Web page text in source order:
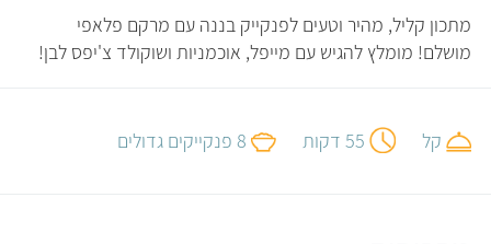
מתכון קליל, מהיר וטעים לפנקייק בננה עם מרקם פלאפי
מושלם! מומלץ להגיש עם מייפל, אוכמניות ושוקולד צ'יפס לבן!
קל 55 דקות 8 פנקייקים גדולים